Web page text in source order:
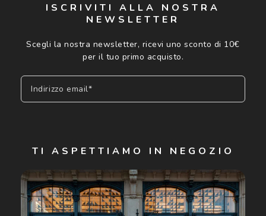
ISCRIVITI ALLA NOSTRA
NEWSLETTER
Scegli la nostra newsletter, ricevi uno sconto di 10€
per il tuo primo acquisto.
Indirizzo email*
Cliccando su "Iscriviti", confermo di avere più di 16 anni e
acconsento all'utilizzo dei miei Dati Personali da parte di
Luxottica Group S.p.A. per l'invio di offerte speciali, novità
ed altre comunicazioni di carattere pubblicitario (consultare
Informativa sulla privacyper ulteriori informazioni).
TI ASPETTIAMO IN NEGOZIO